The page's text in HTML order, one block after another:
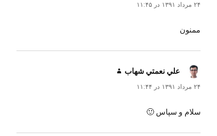
۲۴ مرداد ۱۳۹۱ در ۱۱:۴۵
ممنون
علي نعمتي شهاب
۲۴ مرداد ۱۳۹۱ در ۱۱:۴۴
سلام و سپاس 🙂